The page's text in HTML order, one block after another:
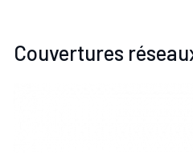
Couvertures